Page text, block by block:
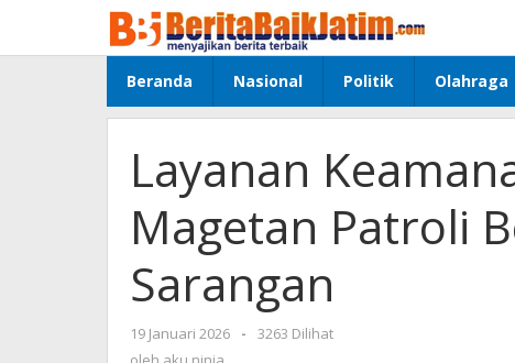
konten
Beranda Nasional Politik Olahraga
Layanan
Magetan Patroli
Sarangan
19 Januari 2026
oleh
-
3263 Dilihat